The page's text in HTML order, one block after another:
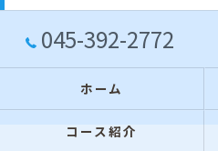
045-392-2772
ホーム
コース紹介